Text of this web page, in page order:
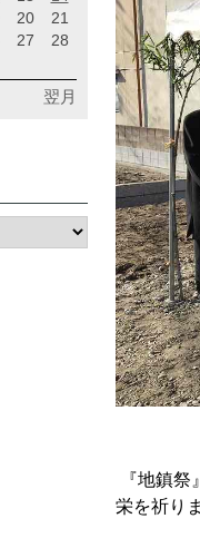
『地鎮
栄を祈り
20
21
27
28
翌月